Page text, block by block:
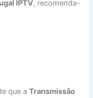
IPTV, recomenda-
que aTransmissão